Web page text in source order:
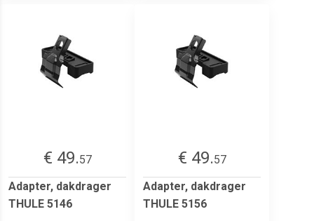
€ 49.57
Adapter, dakdrager
THULE 5146
€ 49.57
Adapter, dakdrager
THULE 5156